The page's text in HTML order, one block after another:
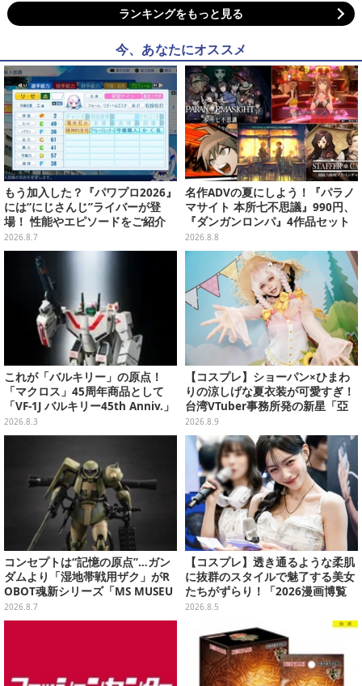
ランキングをもっと見る
今、あなたにオススメ
もう加入した？『パワプロ2026』
には“にじさんじ”ライバーが登
場！ 性能やエピソードをご紹介
2026.8.7
名作ADVの夏にしよう！『パラノ
マサイト 本所七不思議』990円、
『ダンガンロンパ』4作品セット
で3,060円、“お紳士”な恋愛ADV
は1,192円！【eショップのお薦め
セール】
2026.8.8
これが「バルキリー」の原点！
「マクロス」45周年商品として
「VF-1J バルキリー45th Anniv.」
が予約開始
2026.8.3
【コスプレ】ショーパン×ひまわ
りの涼しげな夏衣装が可愛すぎ！
台湾VTuber事務所発の新星「亞
彌奈」の美女レイヤーにドキドキ
【写真6枚】
2026.8.9
コンセプトは“記憶の原点”…ガン
ダムより「湿地帯戦用ザク」がR
OBOT魂新シリーズ「MS MUSEU
M」で商品化！博物館イメージの
ベースも注目
2026.8.7
【コスプレ】透き通るような柔肌
に抜群のスタイルで魅了する美女
たちがずらり！「2026漫画博覧
会」美麗コンパニオンまとめ【画
2026.8.5